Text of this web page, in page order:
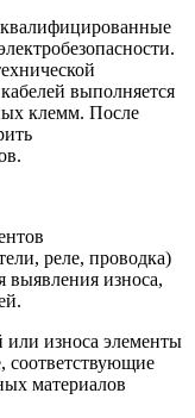
выполняется
клемм. После
реле, проводка)
выявления износа,
износа элементы
соответствующие
материалов